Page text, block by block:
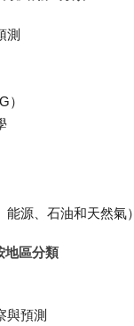
測
）
源、石油和天然氣）
地區分類
與預測